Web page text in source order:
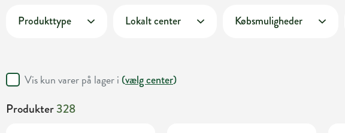
Produkttype Lokalt center Købsmuligheder
Vis kun varer på lager i (vælg center)
Produkter328